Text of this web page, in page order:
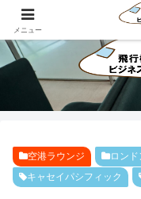
ビジネ
空港ラウンジ ロンド
キャセイパシフィック
メニュー